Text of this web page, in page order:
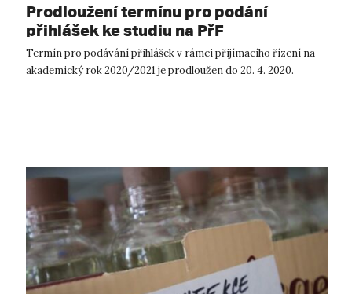
Prodloužení termínu pro podání
přihlášek ke studiu na PřF
Termín pro podávání přihlášek v rámci přijímacího řízení na
akademický rok 2020/2021 je prodloužen do 20. 4. 2020.